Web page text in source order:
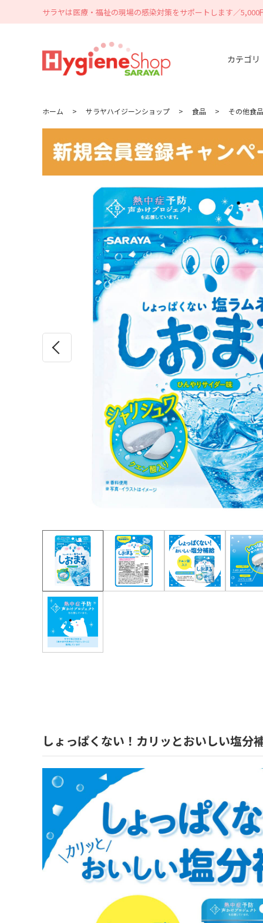
サラヤは医療・福祉の現場の感染対策をサポートします／5,000
カテゴリ
ホーム > サラヤハイジーンショップ > 食品 > その他食品
しょっぱくない！カリッとおいしい塩分